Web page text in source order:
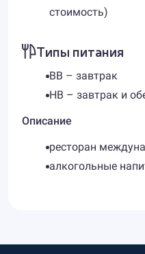
стоимость)
Типы питания
BB – завтрак
HB – завтрак и
Описание
ресторан
алкогольные